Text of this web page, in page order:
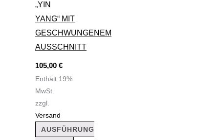
„YIN
YANG“ MIT
GESCHWUNGENEM
AUSSCHNITT
105,00 €
Enthält 19%
MwSt.
zzgl.
Versand
AUSFÜHRUNG
Die
Optionen
können
werden